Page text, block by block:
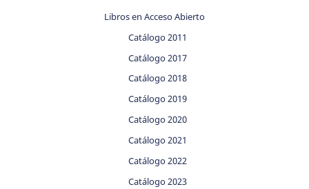
Libros en Acceso Abierto
Catálogo 2011
Catálogo 2017
Catálogo 2018
Catálogo 2019
Catálogo 2020
Catálogo 2021
Catálogo 2022
Catálogo 2023